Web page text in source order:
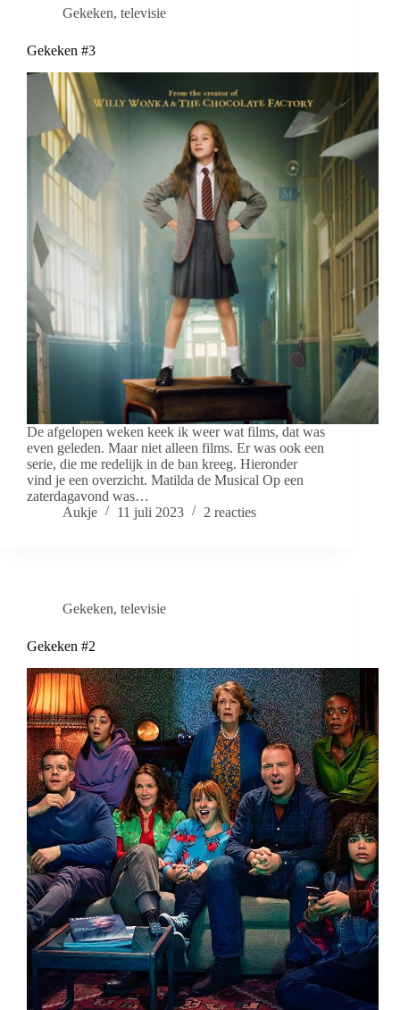
Gekeken, televisie
Gekeken #3
De afgelopen weken keek ik weer wat films, dat was
even geleden. Maar niet alleen films. Er was ook een
serie, die me redelijk in de ban kreeg. Hieronder
vind je een overzicht. Matilda de Musical Op een
zaterdagavond was…
Aukje
11 juli 2023 2 reacties
Gekeken, televisie
Gekeken #2